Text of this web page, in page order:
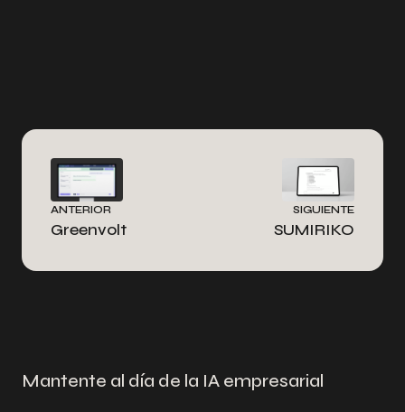
ANTERIOR
Greenvolt
SIGUIENTE
SUMIRIKO
Mantente al día de la IA empresarial